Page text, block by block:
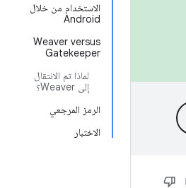
الاستخدام من خلال
Android
Weaver versus
Gatekeeper
لماذا تم الانتقال
إلى Weaver؟
الرمز المرجعي
الاختبار